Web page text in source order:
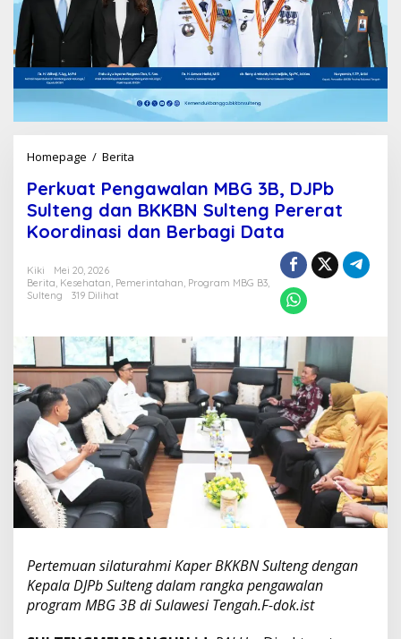
Homepage / Berita
r
k
u
a
e
a
w
a
a
n
M
B
G
3
B
D
b
S
u
Perkuat Pengawalan MBG 3B, DJPb
Sulteng dan BKKBN Sulteng Pererat
Koordinasi dan Berbagi Data
Kiki
Mei 20, 2026
Berita Kesehatan Pemerintahan Program MBG B3
Sulteng
319 Dilihat
Pertemuan silaturahmi Kaper BKKBN Sulteng dengan
Kepala DJPb Sulteng dalam rangka pengawalan
program MBG 3B di Sulawesi Tengah.F-dok.ist